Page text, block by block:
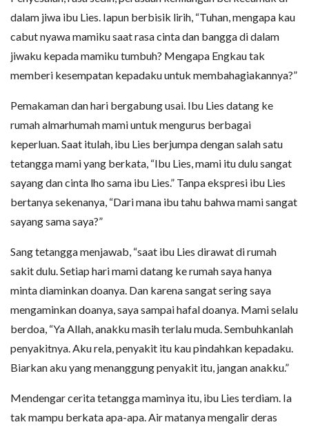
dalam jiwa ibu Lies. Iapun berbisik lirih, “Tuhan, mengapa kau
cabut nyawa mamiku saat rasa cinta dan bangga di dalam
jiwaku kepada mamiku tumbuh? Mengapa Engkau tak
memberi kesempatan kepadaku untuk membahagiakannya?”
Pemakaman dan hari bergabung usai. Ibu Lies datang ke
rumah almarhumah mami untuk mengurus berbagai
keperluan. Saat itulah, ibu Lies berjumpa dengan salah satu
tetangga mami yang berkata, “Ibu Lies, mami itu dulu sangat
sayang dan cinta lho sama ibu Lies.” Tanpa ekspresi ibu Lies
bertanya sekenanya, “Dari mana ibu tahu bahwa mami sangat
sayang sama saya?”
Sang tetangga menjawab, “saat ibu Lies dirawat di rumah
sakit dulu. Setiap hari mami datang ke rumah saya hanya
minta diaminkan doanya. Dan karena sangat sering saya
mengaminkan doanya, saya sampai hafal doanya. Mami selalu
berdoa, “Ya Allah, anakku masih terlalu muda. Sembuhkanlah
penyakitnya. Aku rela, penyakit itu kau pindahkan kepadaku.
Biarkan aku yang menanggung penyakit itu, jangan anakku.”
Mendengar cerita tetangga maminya itu, ibu Lies terdiam. Ia
tak mampu berkata apa-apa. Air matanya mengalir deras